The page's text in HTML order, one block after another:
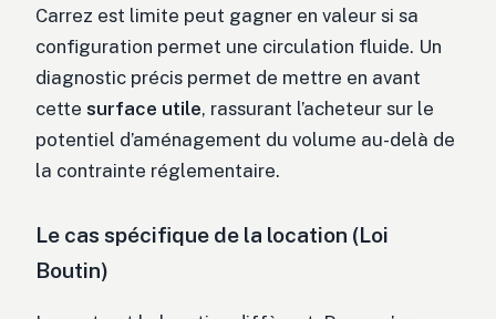
Carrez est limite peut gagner en valeur si sa
configuration permet une circulation fluide. Un
diagnostic précis permet de mettre en avant
cette surface utile, rassurant l’acheteur sur le
potentiel d’aménagement du volume au-delà de
la contrainte réglementaire.
Le cas spécifique de la location (Loi
Boutin)